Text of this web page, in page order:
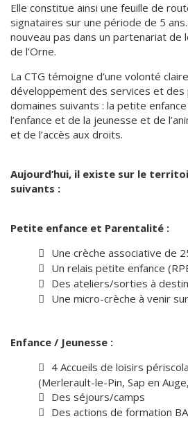
Elle constitue ainsi une feuille de
signataires sur une période de 5
nouveau pas dans un partenariat de
de l’Orne.
La CTG témoigne d’une volonté
développement des services et des
domaines suivants : la petite
l’enfance et de la jeunesse et de
et de l’accès aux droits.
Aujourd’hui, il existe sur le
suivants :
Petite enfance et Parentalité :
Une crèche associative de
Un relais petite enfance
Des ateliers/sorties à
Une micro-crèche à venir
Enfance / Jeunesse :
4 Accueils de loisirs
(Merlerault-le-Pin, Sap en
Des séjours/camps
Des actions de formation